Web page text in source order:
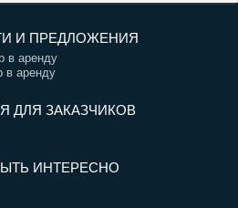
И ПРЕДЛОЖЕНИЯ
в аренду
в аренду
ДЛЯ ЗАКАЗЧИКОВ
ИНТЕРЕСНО